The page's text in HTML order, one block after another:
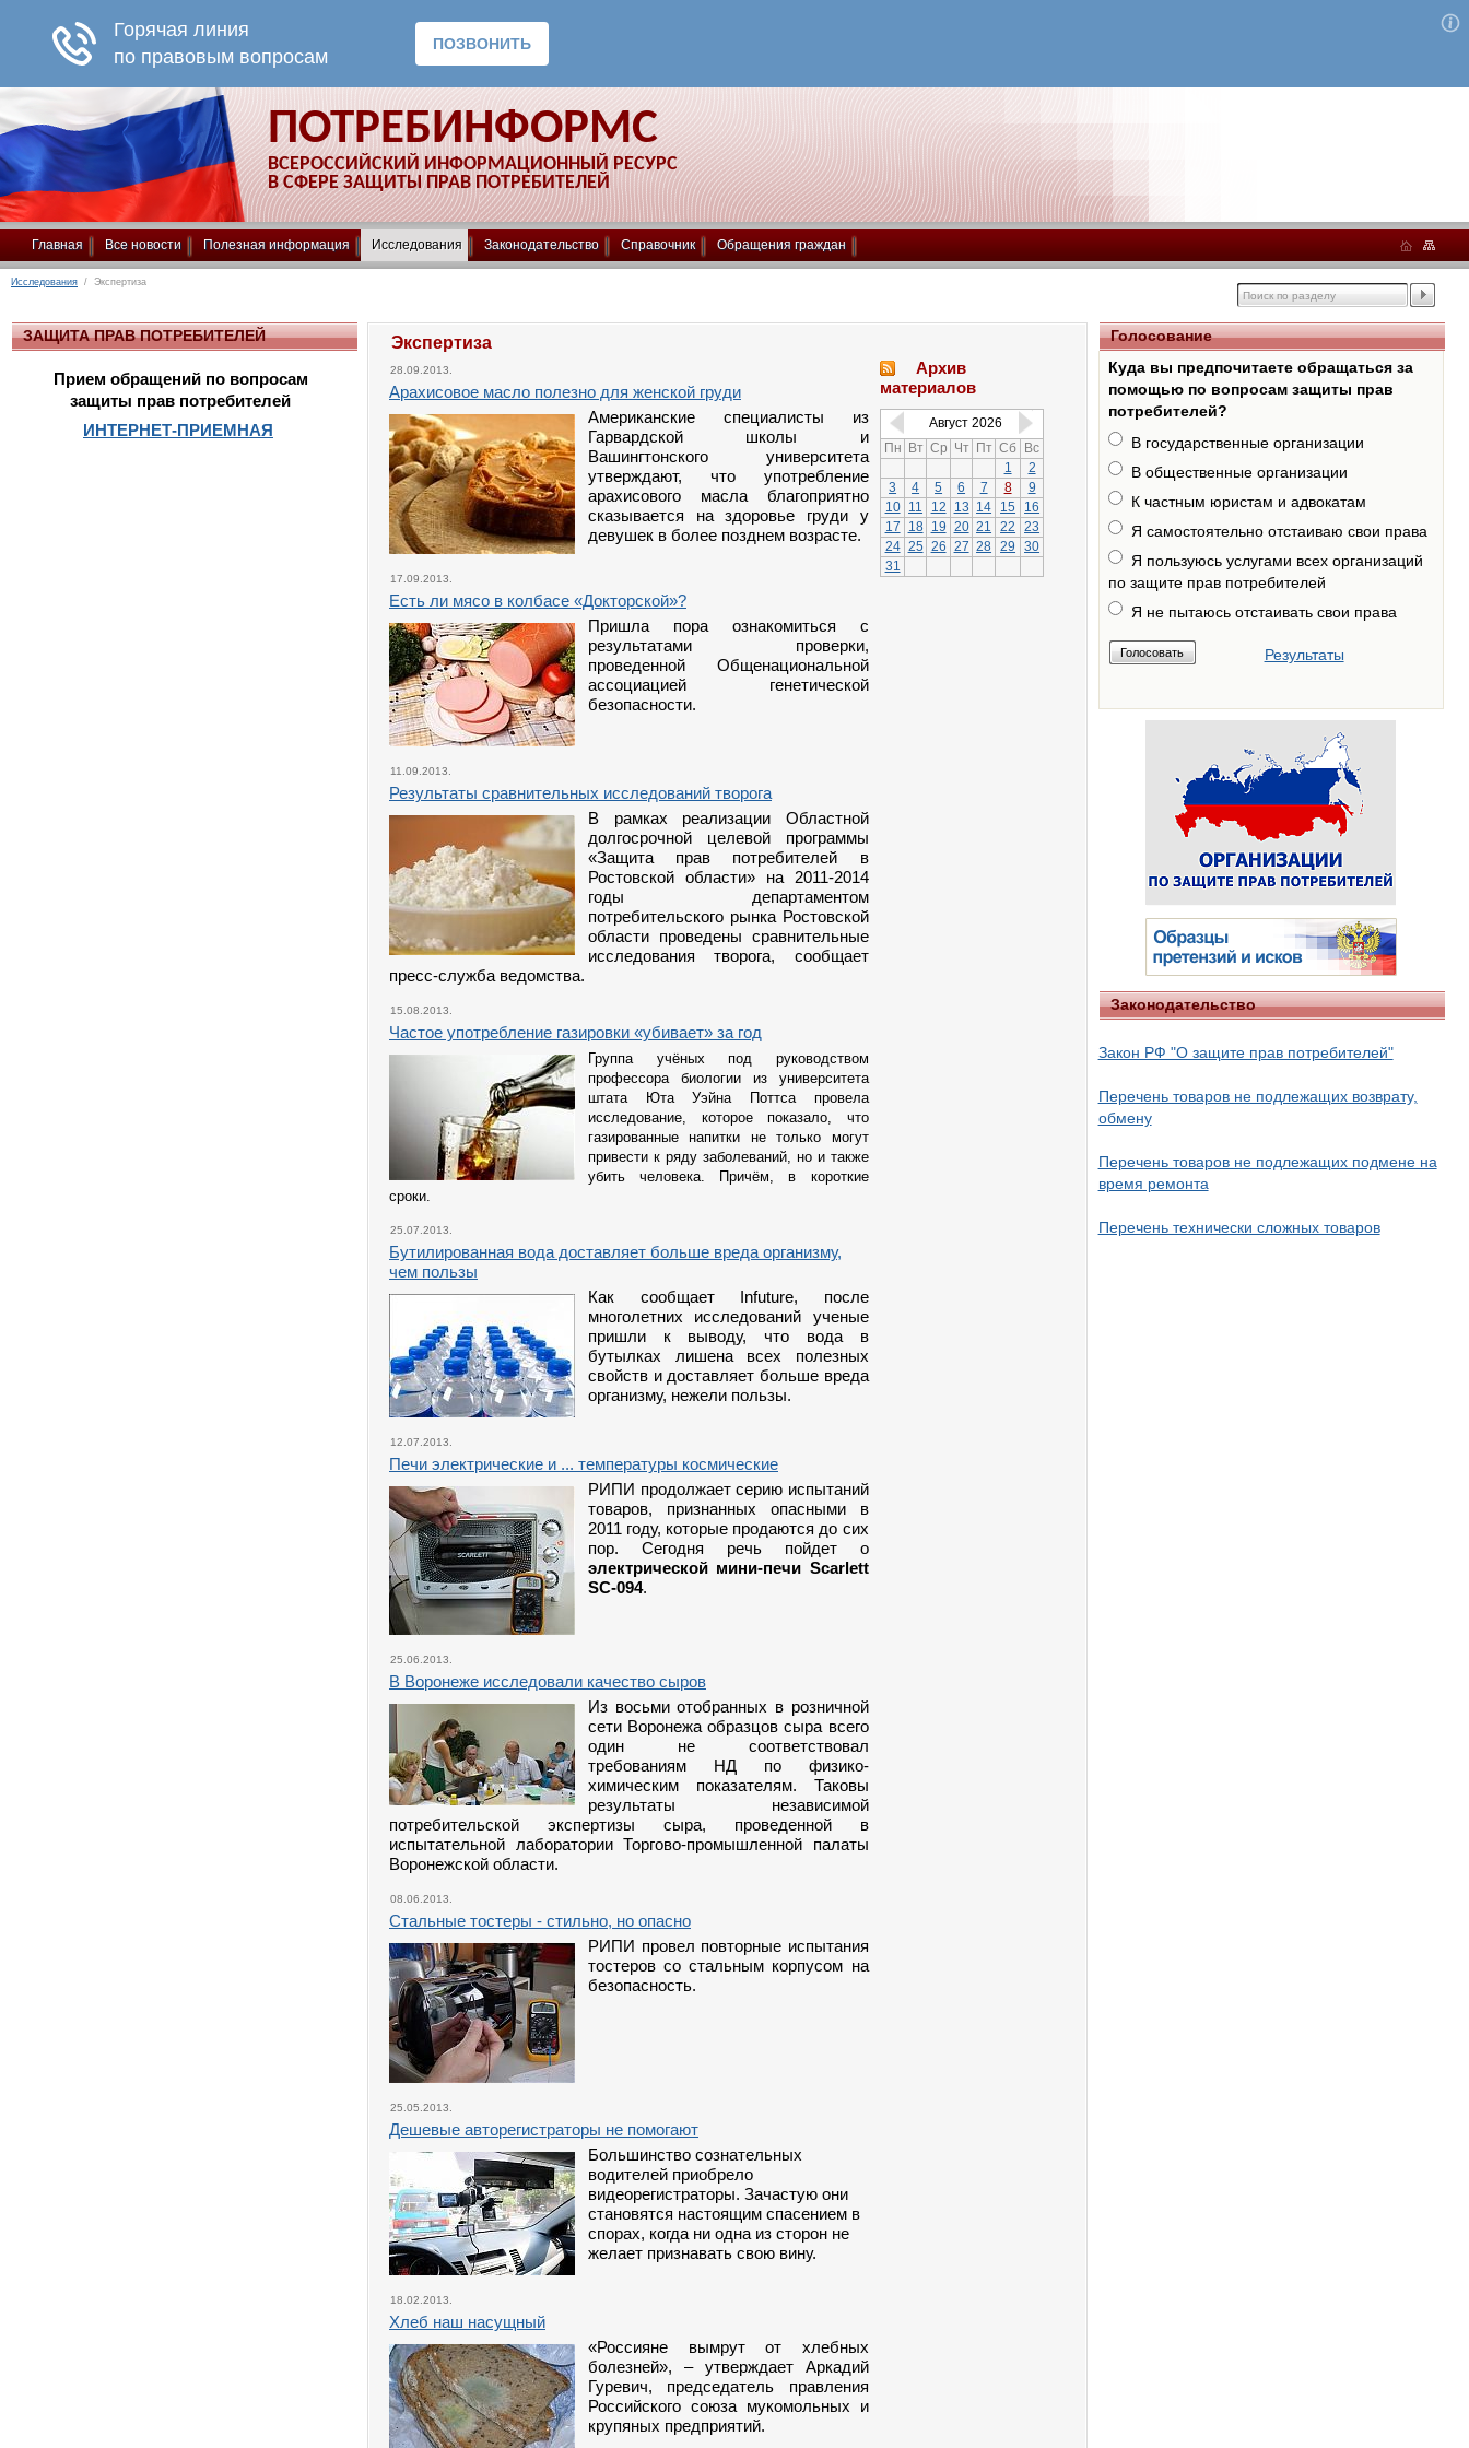
ПОТРЕБИНФОРМС
ВСЕРОССИЙСКИЙ ИНФОРМАЦИОННЫЙ РЕСУРС
В СФЕРЕ ЗАЩИТЫ ПРАВ ПОТРЕБИТЕЛЕЙ
Главная Все новости Полезная информация Исследования Законодательство Справочник Обращения граждан
Исследования / Экспертиза
ЗАЩИТА ПРАВ ПОТРЕБИТЕЛЕЙ
Прием обращений по вопросам
защиты прав потребителей
ИНТЕРНЕТ-ПРИЕМНАЯ
Экспертиза
28.09.2013.
Арахисовое масло полезно для женской груди
Американские специалисты из
Гарвардской школы и
Вашингтонского университета
утверждают, что употребление
арахисового масла благоприятно
сказывается на здоровье груди у
девушек в более позднем возрасте.
17.09.2013.
Есть ли мясо в колбасе «Докторской»?
Пришла пора ознакомиться с
результатами проверки,
проведенной Общенациональной
ассоциацией генетической
безопасности.
11.09.2013.
Результаты сравнительных исследований творога
В рамках реализации Областной
долгосрочной целевой программы
«Защита прав потребителей в
Ростовской области» на 2011-2014
годы департаментом
потребительского рынка Ростовской
области проведены сравнительные
исследования творога, сообщает
пресс-служба ведомства.
15.08.2013.
Частое употребление газировки «убивает» за год
Группа учёных под руководством
профессора биологии из университета
штата Юта Уэйна Поттса провела
исследование, которое показало, что
газированные напитки не только могут
привести к ряду заболеваний, но и также
убить человека. Причём, в короткие
сроки.
25.07.2013.
Бутилированная вода доставляет больше вреда организму,
чем пользы
Как сообщает Infuture, после
многолетних исследований ученые
пришли к выводу, что вода в
бутылках лишена всех полезных
свойств и доставляет больше вреда
организму, нежели пользы.
12.07.2013.
Печи электрические и ... температуры космические
РИПИ продолжает серию испытаний
товаров, признанных опасными в
2011 году, которые продаются до сих
пор. Сегодня речь пойдет о
электрической мини-печи Scarlett
SC-094.
25.06.2013.
В Воронеже исследовали качество сыров
Из восьми отобранных в розничной
сети Воронежа образцов сыра всего
один не соответствовал
требованиям НД по физико-
химическим показателям. Таковы
результаты независимой
потребительской экспертизы сыра, проведенной в
испытательной лаборатории Торгово-промышленной палаты
Воронежской области.
08.06.2013.
Стальные тостеры - стильно, но опасно
РИПИ провел повторные испытания
тостеров со стальным корпусом на
безопасность.
25.05.2013.
Дешевые авторегистраторы не помогают
Большинство сознательных
водителей приобрело
видеорегистраторы. Зачастую они
становятся настоящим спасением в
спорах, когда ни одна из сторон не
желает признавать свою вину.
18.02.2013.
Хлеб наш насущный
«Россияне вымрут от хлебных
болезней», – утверждает Аркадий
Гуревич, председатель правления
Российского союза мукомольных и
крупяных предприятий.
Архив
материалов
Август 2026
Пн Вт Ср Чт Пт Сб Вс
1
2
3
4 5 6 7 8
9
10
11 12 13 14 15
16
17
18 19 20 21 22
23
24 25 26 27 28 29
30
31
Голосование
Куда вы предпочитаете обращаться за
помощью по вопросам защиты прав
потребителей?
В государственные организации
В общественные организации
К частным юристам и адвокатам
Я самостоятельно отстаиваю свои права
Я пользуюсь услугами всех организаций
по защите прав потребителей
Я не пытаюсь отстаивать свои права
Результаты
Законодательство
Закон РФ "О защите прав потребителей"
Перечень товаров не подлежащих возврату,
обмену
Перечень товаров не подлежащих подмене на
время ремонта
Перечень технически сложных товаров